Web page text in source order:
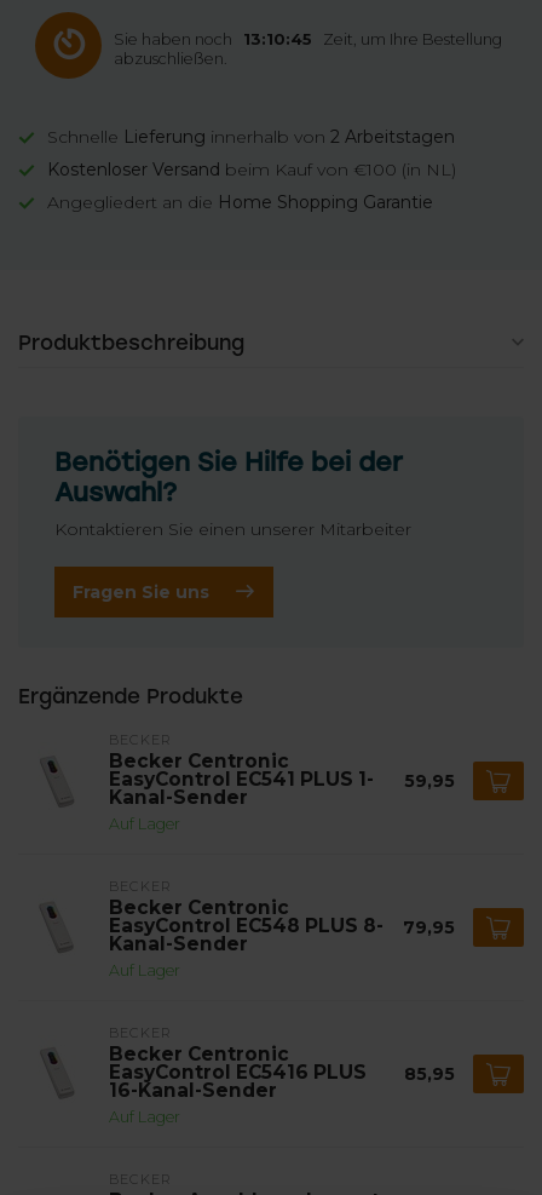
Sie haben noch 13:10:45
Zeit, um Ihre Bestellung
abzuschließen.
Schnelle Lieferung innerhalb von 2 Arbeitstagen
Kostenloser Versand beim Kauf von €100 (in NL)
Angegliedert an die Home Shopping Garantie
Produktbeschreibung
Benötigen Sie Hilfe bei der
Auswahl?
Kontaktieren Sie einen unserer Mitarbeiter
Fragen Sie uns
Ergänzende Produkte
BECKER
Becker Centronic
EasyControl EC541 PLUS 1-
Kanal-Sender
Auf Lager
59,95
BECKER
Becker Centronic
EasyControl EC548 PLUS 8-
Kanal-Sender
Auf Lager
79,95
BECKER
Becker Centronic
EasyControl EC5416 PLUS
16-Kanal-Sender
Auf Lager
85,95
BECKER